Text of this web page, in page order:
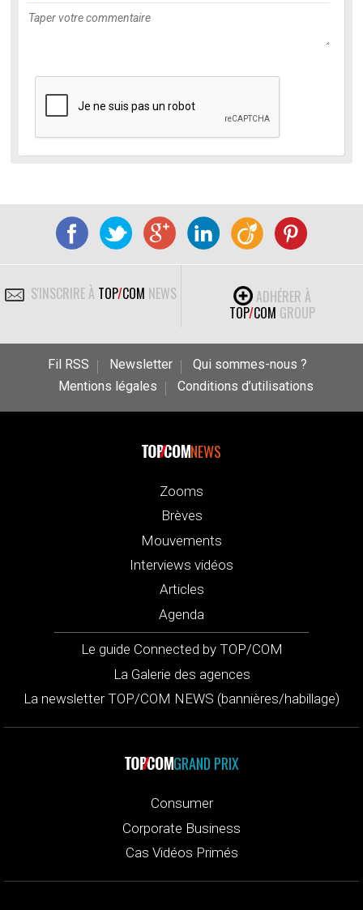
S'INSCRIRE À TOP/COM NEWS
ADHÉRER À
TOP/COM GROUP
Fil RSS Newsletter
Qui sommes-nous ?
Mentions légales
Conditions d’utilisations
NEWS
Zooms
Brèves
Mouvements
Interviews vidéos
Articles
Agenda
Le guide Connected by TOP/COM
La Galerie des agences
La newsletter TOP/COM NEWS (bannières/habillage)
GRAND PRIX
Consumer
Corporate Business
Cas Vidéos Primés